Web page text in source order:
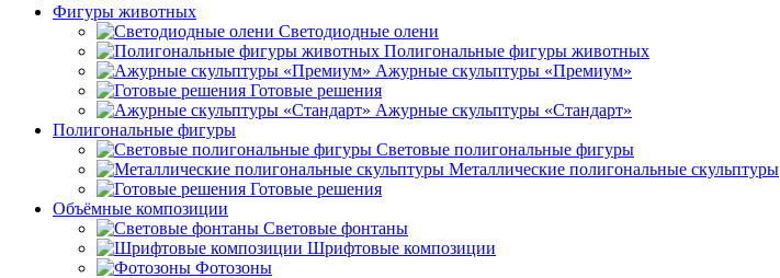
Фигуры животных
Светодиодные олени
Полигональные фигуры животных
Ажурные скульптуры «Премиум»
Готовые решения
Ажурные скульптуры «Стандарт»
Полигональные фигуры
Световые полигональные фигуры
Металлические полигональные скульптуры
Готовые решения
Объёмные композиции
Световые фонтаны
Шрифтовые композиции
Фотозоны